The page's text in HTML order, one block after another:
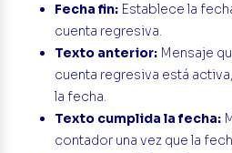
Fecha fin: Establece la
cuenta regresiva.
Texto anterior: Mensaje
cuenta regresiva está
la fecha.
Texto cumplida la fecha:
contador una vez que la